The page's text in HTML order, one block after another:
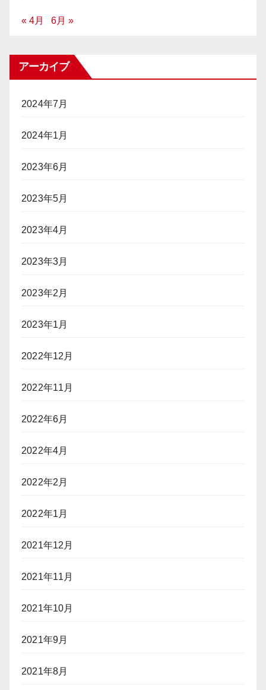
« 4月 6月 »
アーカイブ
2024年7月
2024年1月
2023年6月
2023年5月
2023年4月
2023年3月
2023年2月
2023年1月
2022年12月
2022年11月
2022年6月
2022年4月
2022年2月
2022年1月
2021年12月
2021年11月
2021年10月
2021年9月
2021年8月